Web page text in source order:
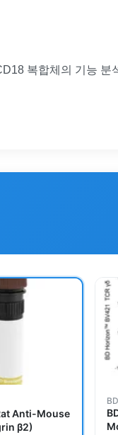
복합체의 기능
Anti-Mouse
β2)
BD